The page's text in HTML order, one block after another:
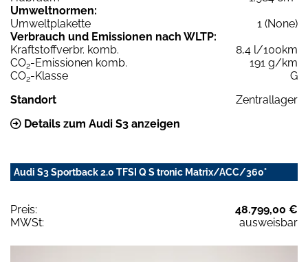
Umweltnormen:
Umweltplakette
1 (None)
Verbrauch und Emissionen nach WLTP:
Kraftstoffverbr. komb.
8,4 l/100km
CO2-Emissionen komb.
191 g/km
CO2-Klasse
G
Standort
Zentrallager
Details zum Audi S3 anzeigen
Audi S3 Sportback 2.0 TFSI Q S tronic Matrix/ACC/360°
Preis:
48.799,00 €
MWSt:
ausweisbar